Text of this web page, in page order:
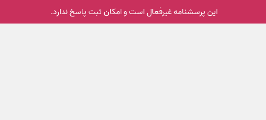
این پرسشنامه غیر‌فعال است و امکان ثبت پاسخ ندارد.